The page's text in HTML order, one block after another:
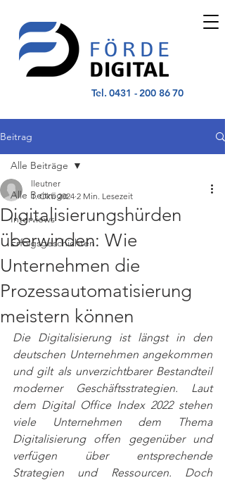
Tel.0431 - 200 86 70
Beitrag
Alle Beiträge
Interviews
Erfolgsgeschichten
Alle Beiträge
Digitalisierungshürden
überwinden: Wie
Unternehmen die
Prozessautomatisierung
meistern können
lleutner
1. Okt. 2024 2 Min. Lesezeit
Die Digitalisierung ist längst in den
deutschen Unternehmen angekommen
und gilt als unverzichtbarer Bestandteil
moderner Geschäftsstrategien. Laut
dem Digital Office Index 2022 stehen
viele Unternehmen dem Thema
Digitalisierung offen gegenüber und
verfügen über entsprechende
Strategien und Ressourcen. Doch